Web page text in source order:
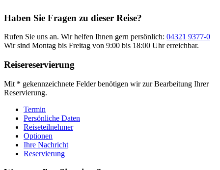
Haben Sie Fragen zu dieser Reise?
Rufen Sie uns an. Wir helfen Ihnen gern persönlich: 04321 9377-0
Wir sind Montag bis Freitag von 9:00 bis 18:00 Uhr erreichbar.
Reisereservierung
Mit * gekennzeichnete Felder benötigen wir zur Bearbeitung Ihrer
Reservierung.
Termin
Persönliche Daten
Reiseteilnehmer
Optionen
Ihre Nachricht
Reservierung